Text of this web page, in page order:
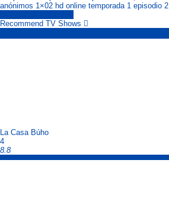
anónimos 1×02 hd online temporada 1 episodio 2
Recommend TV Shows
La Casa Búho
4
8.8